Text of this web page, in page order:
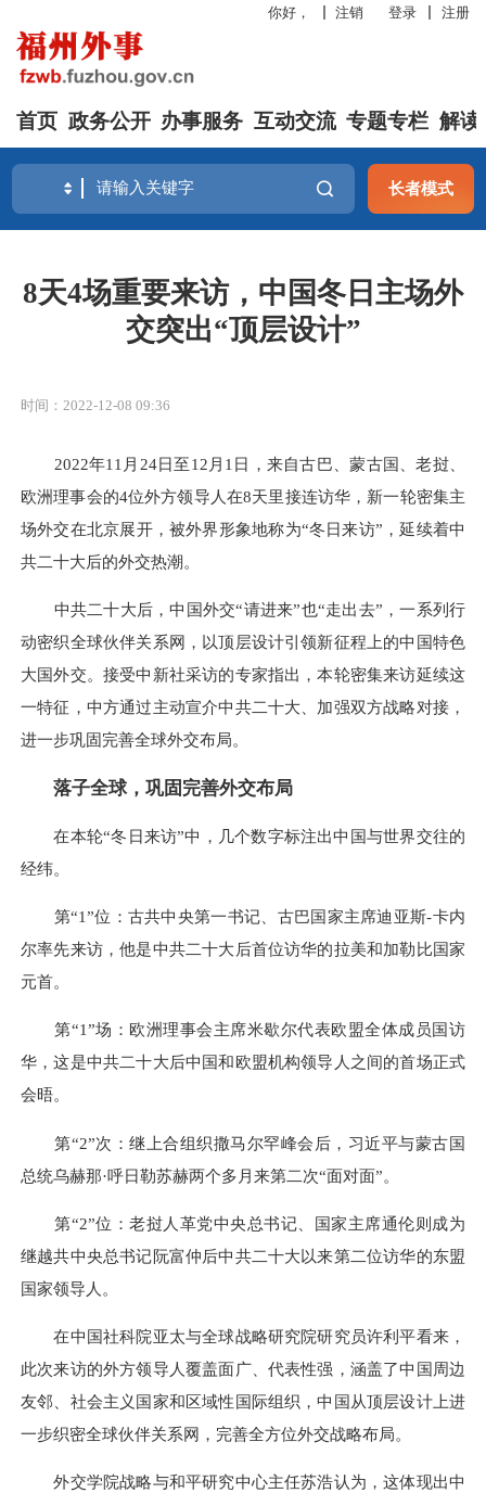
你好， 注销 登录 注册
首页 政务公开 办事服务 互动交流 专题专栏 解读
长者模式
8天4场重要来访，中国冬日主场外
交突出“顶层设计”
时间：2022-12-08 09:36
2022年11月24日至12月1日，来自古巴、蒙古国、老挝、
欧洲理事会的4位外方领导人在8天里接连访华，新一轮密集主
场外交在北京展开，被外界形象地称为“冬日来访”，延续着中
共二十大后的外交热潮。
中共二十大后，中国外交“请进来”也“走出去”，一系列行
动密织全球伙伴关系网，以顶层设计引领新征程上的中国特色
大国外交。接受中新社采访的专家指出，本轮密集来访延续这
一特征，中方通过主动宣介中共二十大、加强双方战略对接，
进一步巩固完善全球外交布局。
落子全球，巩固完善外交布局
在本轮“冬日来访”中，几个数字标注出中国与世界交往的
经纬。
第“1”位：古共中央第一书记、古巴国家主席迪亚斯-卡内
尔率先来访，他是中共二十大后首位访华的拉美和加勒比国家
元首。
第“1”场：欧洲理事会主席米歇尔代表欧盟全体成员国访
华，这是中共二十大后中国和欧盟机构领导人之间的首场正式
会晤。
第“2”次：继上合组织撒马尔罕峰会后，习近平与蒙古国
总统乌赫那·呼日勒苏赫两个多月来第二次“面对面”。
第“2”位：老挝人革党中央总书记、国家主席通伦则成为
继越共中央总书记阮富仲后中共二十大以来第二位访华的东盟
国家领导人。
在中国社科院亚太与全球战略研究院研究员许利平看来，
此次来访的外方领导人覆盖面广、代表性强，涵盖了中国周边
友邻、社会主义国家和区域性国际组织，中国从顶层设计上进
一步织密全球伙伴关系网，完善全方位外交战略布局。
外交学院战略与和平研究中心主任苏浩认为，这体现出中